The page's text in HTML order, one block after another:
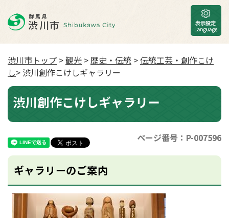
渋川市トップ >観光 >歴史・伝統 >伝統工芸・創作こけ
し> 渋川創作こけしギャラリー
渋川創作こけしギャラリー
ページ番号：P-007596
ギャラリーのご案内